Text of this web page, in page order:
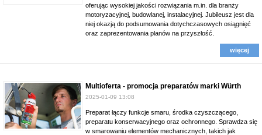
oferując wysokiej jakości rozwiązania m.in. dla branży
motoryzacyjnej, budowlanej, instalacyjnej. Jubileusz jest dla
niej okazją do podsumowania dotychczasowych osiągnięć
oraz zaprezentowania planów na przyszłość.
więcej
Multioferta - promocja preparatów marki Würth
2025-01-09 13:08
Preparat łączy funkcje smaru, środka czyszczącego,
preparatu konserwacyjnego oraz ochronnego. Sprawdza się
w smarowaniu elementów mechanicznych, takich jak